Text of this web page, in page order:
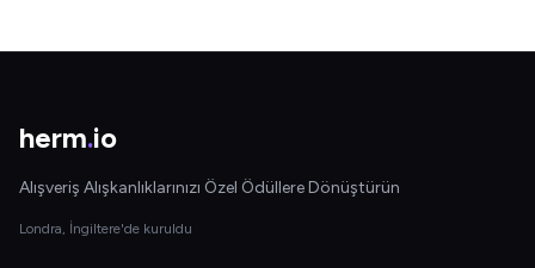
herm.io
Alışveriş Alışkanlıklarınızı Özel Ödüllere Dönüştürün
Londra, İngiltere'de kuruldu